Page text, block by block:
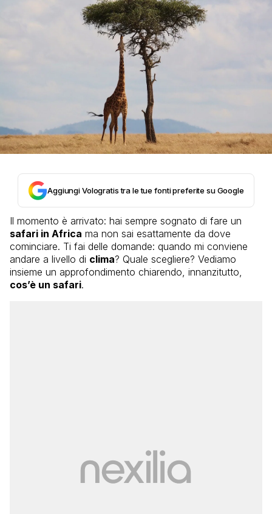
Aggiungi Vologratis tra le tue fonti preferite su Google
Il momento è arrivato: hai sempre sognato di fare un
safari in Africa ma non sai esattamente da dove
cominciare. Ti fai delle domande: quando mi conviene
andare a livello di clima? Quale scegliere? Vediamo
insieme un approfondimento chiarendo, innanzitutto,
cos’è un safari.